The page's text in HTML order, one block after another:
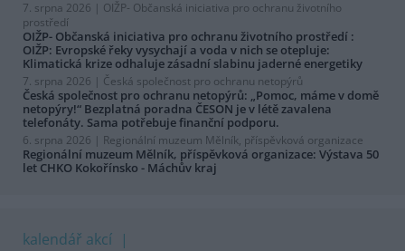
7. srpna 2026 | OIŽP- Občanská iniciativa pro ochranu životního
prostředí
OIŽP- Občanská iniciativa pro ochranu životního prostředí :
OIŽP: Evropské řeky vysychají a voda v nich se otepluje:
Klimatická krize odhaluje zásadní slabinu jaderné energetiky
7. srpna 2026 | Česká společnost pro ochranu netopýrů
Česká společnost pro ochranu netopýrů: „Pomoc, máme v domě
netopýry!“ Bezplatná poradna ČESON je v létě zavalena
telefonáty. Sama potřebuje finanční podporu.
6. srpna 2026 | Regionální muzeum Mělník, příspěvková organizace
Regionální muzeum Mělník, příspěvková organizace: Výstava 50
let CHKO Kokořínsko - Máchův kraj
kalendář akcí